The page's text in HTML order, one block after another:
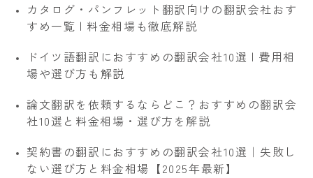
カタログ・パンフレット翻訳向けの翻訳会社おす
すめ一覧 | 料金相場も徹底解説
ドイツ語翻訳におすすめの翻訳会社10選 | 費用相
場や選び方も解説
論文翻訳を依頼するならどこ？おすすめの翻訳会
社10選と料金相場・選び方を解説
契約書の翻訳におすすめの翻訳会社10選｜失敗し
ない選び方と料金相場【2025年最新】